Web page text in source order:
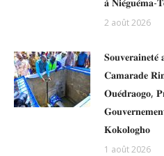
2 août 2026
𝐒𝐨𝐮𝐯𝐞𝐫𝐚𝐢𝐧𝐞𝐭𝐞́
𝐂𝐚𝐦𝐚𝐫𝐚𝐝𝐞
𝐎𝐮𝐞́𝐝𝐫𝐚𝐨𝐠𝐨,
𝐊𝐨𝐤𝐨𝐥𝐨𝐠𝐡𝐨
1 août 2026